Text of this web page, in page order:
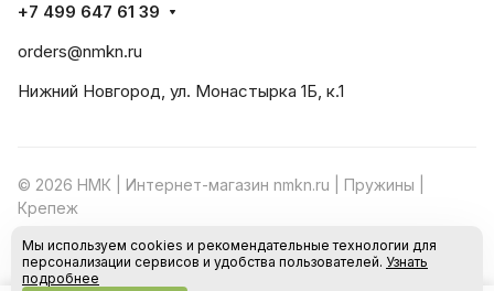
+7 499 647 61 39
orders@nmkn.ru
Нижний Новгород, ул. Монастырка 1Б, к.1
© 2026 НМК | Интернет-магазин nmkn.ru | Пружины |
Крепеж
Конфиденциальность Оферта
Мы используем cookies и рекомендательные технологии для
персонализации сервисов и удобства пользователей. Узнать
подробнее